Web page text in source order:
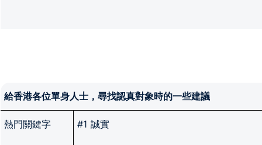
給香港各位單身人士，尋找認真對象時的一些建議
熱門關鍵字 #1 誠實